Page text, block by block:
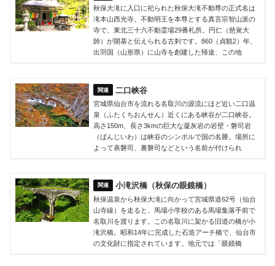
秋保大滝に入口に祀られた秋保大滝不動尊の正式名は
滝本山西光寺。不動明王を本尊とする真言宗智山派の
寺で、東北三十六不動霊場29番札所。円仁（慈覚大
師）が開基と伝えられる古刹です。860（貞観2）年、
出羽国（山形県）に山寺を創建した帰途、この地
二口峡谷
宮城県仙台市を流れる名取川の源流にほど近い二口温
泉（ふたくちおんせん）近くにある峡谷が二口峡谷。
高さ150m、長さ3kmの巨大な凝灰岩の岩壁・磐司岩
（ばんじいわ）は峡谷のシンボルで国の名勝。場所に
よって表磐司、裏磐司などという名前が付けられ
小滝沢橋（秋保の眼鏡橋）
秋保温泉から秋保大滝に向かって宮城県道62号（仙台
山寺線）を走ると、馬場小学校のある馬場集落手前で
名取川を渡ります。この名取川に架かる旧道の橋が小
滝沢橋。昭和14年に完成した石造アーチ橋で、仙台市
の文化財に指定されています。地元では「眼鏡橋